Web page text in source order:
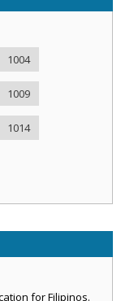
1004
1009
1014
for Filipinos.